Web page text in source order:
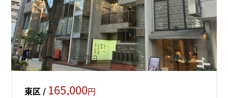
東区 / 165,000円